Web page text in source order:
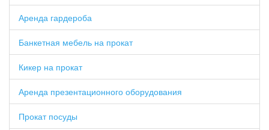
Аренда гардероба
Банкетная мебель на прокат
Кикер на прокат
Аренда презентационного оборудования
Прокат посуды